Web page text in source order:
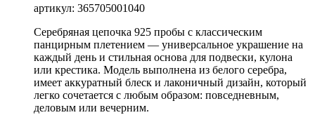
артикул: 365705001040
Серебряная цепочка 925 пробы с классическим
панцирным плетением — универсальное украшение на
каждый день и стильная основа для подвески, кулона
или крестика. Модель выполнена из белого серебра,
имеет аккуратный блеск и лаконичный дизайн, который
легко сочетается с любым образом: повседневным,
деловым или вечерним.